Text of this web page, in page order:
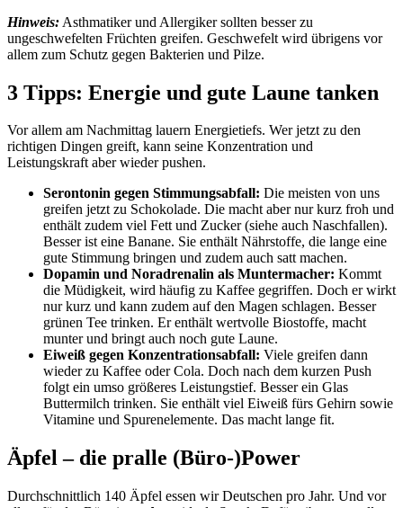
Hinweis: Asthmatiker und Allergiker sollten besser zu
ungeschwefelten Früchten greifen. Geschwefelt wird übrigens vor
allem zum Schutz gegen Bakterien und Pilze.
3 Tipps: Energie und gute Laune tanken
Vor allem am Nachmittag lauern Energietiefs. Wer jetzt zu den
richtigen Dingen greift, kann seine Konzentration und
Leistungskraft aber wieder pushen.
Serontonin gegen Stimmungsabfall: Die meisten von uns
greifen jetzt zu Schokolade. Die macht aber nur kurz froh und
enthält zudem viel Fett und Zucker (siehe auch Naschfallen).
Besser ist eine Banane. Sie enthält Nährstoffe, die lange eine
gute Stimmung bringen und zudem auch satt machen.
Dopamin und Noradrenalin als Muntermacher: Kommt
die Müdigkeit, wird häufig zu Kaffee gegriffen. Doch er wirkt
nur kurz und kann zudem auf den Magen schlagen. Besser
grünen Tee trinken. Er enthält wertvolle Biostoffe, macht
munter und bringt auch noch gute Laune.
Eiweiß gegen Konzentrationsabfall: Viele greifen dann
wieder zu Kaffee oder Cola. Doch nach dem kurzen Push
folgt ein umso größeres Leistungstief. Besser ein Glas
Buttermilch trinken. Sie enthält viel Eiweiß fürs Gehirn sowie
Vitamine und Spurenelemente. Das macht lange fit.
Äpfel – die pralle (Büro-)Power
Durchschnittlich 140 Äpfel essen wir Deutschen pro Jahr. Und vor